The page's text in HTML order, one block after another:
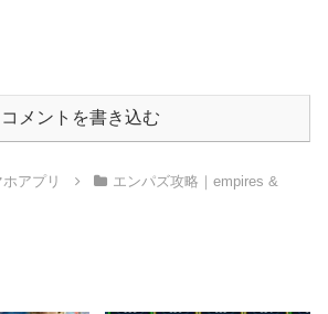
コメントを書き込む
ホアプリ
エンパズ攻略｜empires &